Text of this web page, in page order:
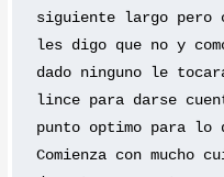
siguiente largo pero
les digo que no y
dado ninguno le
lince para darse
punto optimo para lo
Comienza con mucho